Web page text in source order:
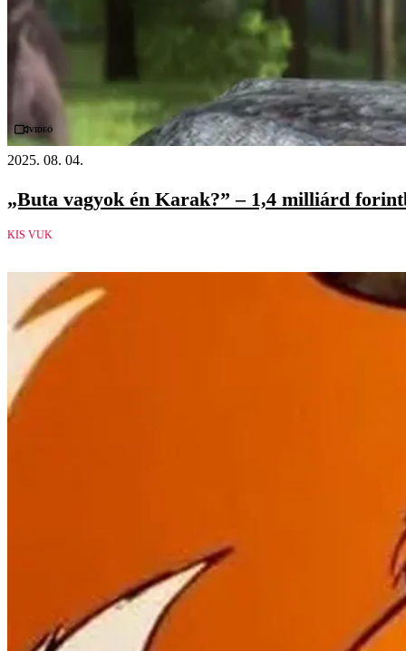
Videó
2025. 08. 04.
„Buta vagyok én Karak?” – 1,4 milliárd
KIS VUK